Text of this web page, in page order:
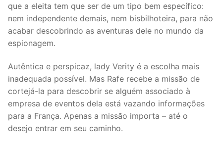
que a eleita tem que ser de um tipo bem específico:
nem independente demais, nem bisbilhoteira, para não
acabar descobrindo as aventuras dele no mundo da
espionagem.
Autêntica e perspicaz, lady Verity é a escolha mais
inadequada possível. Mas Rafe recebe a missão de
cortejá-la para descobrir se alguém associado à
empresa de eventos dela está vazando informações
para a França. Apenas a missão importa – até o
desejo entrar em seu caminho.